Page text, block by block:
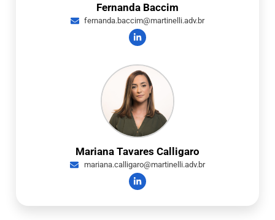
Fernanda Baccim
fernanda.baccim@martinelli.adv.br
Mariana Tavares Calligaro
mariana.calligaro@martinelli.adv.br